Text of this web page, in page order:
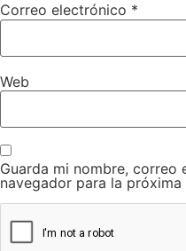
Correo electrónico *
Web
Guarda mi nombre,
navegador para la